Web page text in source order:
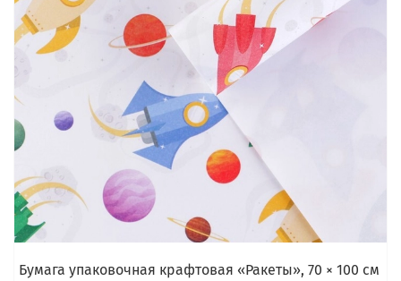
Бумага упаковочная крафтовая «Ракеты», 70 × 100 см